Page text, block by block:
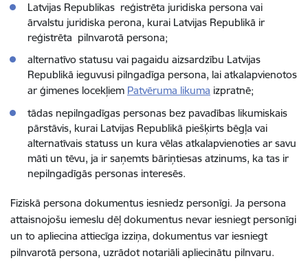
Latvijas Republikas reģistrēta juridiska persona vai
ārvalstu juridiska perona, kurai Latvijas Republikā ir
reģistrēta pilnvarotā persona;
alternatīvo statusu vai pagaidu aizsardzību Latvijas
Republikā ieguvusi pilngadīga persona, lai atkalapvienotos
ar ģimenes locekļiem Patvēruma likuma izpratnē;
tādas nepilngadīgas personas bez pavadības likumiskais
pārstāvis, kurai Latvijas Republikā piešķirts bēgļa vai
alternatīvais statuss un kura vēlas atkalapvienoties ar savu
māti un tēvu, ja ir saņemts bāriņtiesas atzinums, ka tas ir
nepilngadīgās personas interesēs.
Fiziskā persona dokumentus iesniedz personīgi. Ja persona
attaisnojošu iemeslu dēļ dokumentus nevar iesniegt personīgi
un to apliecina attiecīga izziņa, dokumentus var iesniegt
pilnvarotā persona, uzrādot notariāli apliecinātu pilnvaru.